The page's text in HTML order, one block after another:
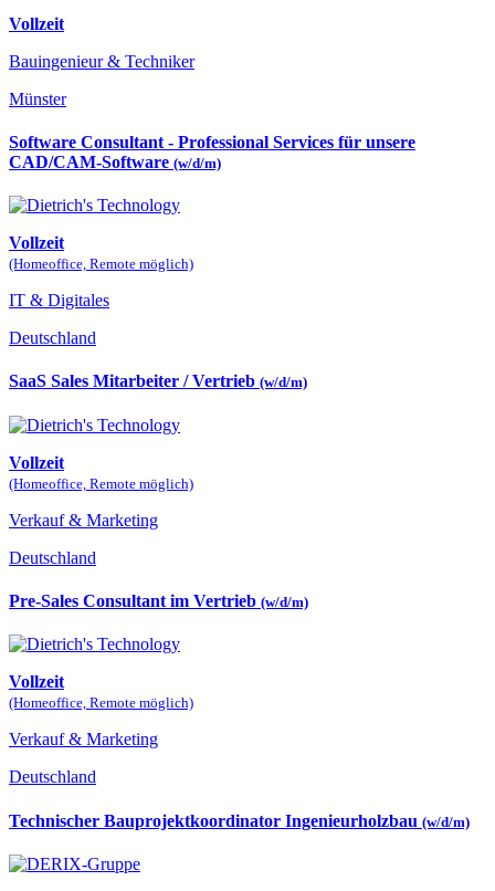
Vollzeit
Bauingenieur & Techniker
Münster
Software Consultant - Professional Services für unsere
CAD/CAM-Software (w/d/m)
Vollzeit
(Homeoffice, Remote möglich)
IT & Digitales
Deutschland
SaaS Sales Mitarbeiter / Vertrieb (w/d/m)
Vollzeit
(Homeoffice, Remote möglich)
Verkauf & Marketing
Deutschland
Pre-Sales Consultant im Vertrieb (w/d/m)
Vollzeit
(Homeoffice, Remote möglich)
Verkauf & Marketing
Deutschland
Technischer Bauprojektkoordinator Ingenieurholzbau (w/d/m)